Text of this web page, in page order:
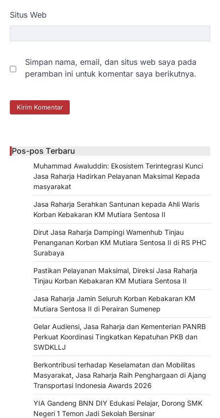
Situs Web
Simpan nama, email, dan situs web saya pada
peramban ini untuk komentar saya berikutnya.
Pos-pos Terbaru
Muhammad Awaluddin: Ekosistem Terintegrasi Kunci
Jasa Raharja Hadirkan Pelayanan Maksimal Kepada
masyarakat
Jasa Raharja Serahkan Santunan kepada Ahli Waris
Korban Kebakaran KM Mutiara Sentosa II
Dirut Jasa Raharja Dampingi Wamenhub Tinjau
Penanganan Korban KM Mutiara Sentosa II di RS PHC
Surabaya
Pastikan Pelayanan Maksimal, Direksi Jasa Raharja
Tinjau Korban Kebakaran KM Mutiara Sentosa II
Jasa Raharja Jamin Seluruh Korban Kebakaran KM
Mutiara Sentosa II di Perairan Sumenep
Gelar Audiensi, Jasa Raharja dan Kementerian PANRB
Perkuat Koordinasi Tingkatkan Kepatuhan PKB dan
SWDKLLJ
Berkontribusi terhadap Keselamatan dan Mobilitas
Masyarakat, Jasa Raharja Raih Penghargaan di Ajang
Transportasi Indonesia Awards 2026
YIA Gandeng BNN DIY Edukasi Pelajar, Dorong SMK
Negeri 1 Temon Jadi Sekolah Bersinar